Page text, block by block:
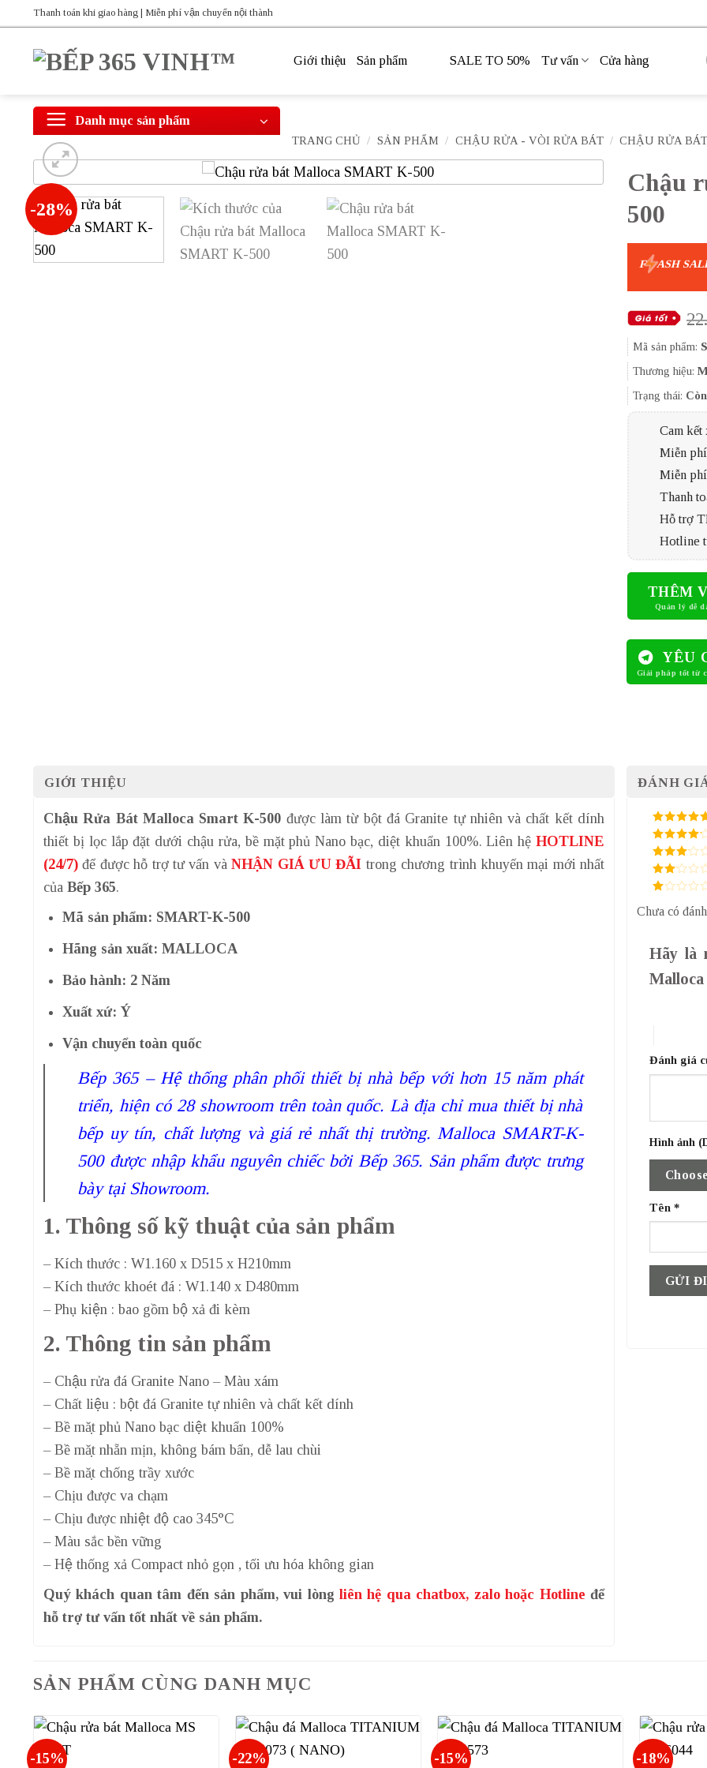
Thanh toán khi giao hàng | Miễn phí vận chuyển nội thành
Giới thiệu Sản phẩm SALE TO 50% Tư vấn Cửa hàng
Danh mục sản phẩm
TRANG CHỦ / SẢN PHẨM / CHẬU RỬA - VÒI RỬA BÁT / CHẬU RỬA
-28%
Chậu
500
F ASH
Mã sản phẩm:
Thương hiệu:
Trạng thái:
Cam kết
Miễn
Miễn phí
Thanh
Hỗ trợ
Hotline
THÊM
YÊU
GIỚI THIỆU
Chậu Rửa Bát Malloca Smart K-500 được làm từ bột đá Granite tự nhiên và chất kết dính
thiết bị lọc lắp đặt dưới chậu rửa, bề mặt phủ Nano bạc, diệt khuẩn 100%. Liên hệHOTLINE
(24/7) để được hỗ trợ tư vấn vàNHẬN GIÁ ƯU ĐÃI trong chương trình khuyến mại mới nhất
của Bếp 365.
Mã sản phẩm: SMART-K-500
Hãng sản xuất: MALLOCA
Bảo hành: 2 Năm
Xuất xứ: Ý
Vận chuyển toàn quốc
Bếp 365 – Hệ thống phân phối thiết bị nhà bếp với hơn 15 năm phát
triển, hiện có 28 showroom trên toàn quốc. Là địa chỉ mua thiết bị nhà
bếp uy tín, chất lượng và giá rẻ nhất thị trường. Malloca SMART-K-
500 được nhập khẩu nguyên chiếc bởi Bếp 365. Sản phẩm được trưng
bày tại Showroom.
1. Thông số kỹ thuật của sản phẩm
– Kích thước : W1.160 x D515 x H210mm
– Kích thước khoét đá : W1.140 x D480mm
– Phụ kiện : bao gồm bộ xả đi kèm
2. Thông tin sản phẩm
– Chậu rửa đá Granite Nano – Màu xám
– Chất liệu : bột đá Granite tự nhiên và chất kết dính
– Bề mặt phủ Nano bạc diệt khuẩn 100%
– Bề mặt nhẵn mịn, không bám bẩn, dễ lau chùi
– Bề mặt chống trầy xước
– Chịu được va chạm
– Chịu được nhiệt độ cao 345°C
– Màu sắc bền vững
– Hệ thống xả Compact nhỏ gọn , tối ưu hóa không gian
Quý khách quan tâm đến sản phẩm, vui lòng liên hệ qua chatbox, zalo hoặc Hotline để
hỗ trợ tư vấn tốt nhất về sản phẩm.
ĐÁNH
5/ 5 điểm
4/ 5
điểm
3/ 5
điểm
2/
điểm
/
Chưa có
Hãy là
Đánh giá
Hình ảnh
Tên*
SẢN PHẨM CÙNG DANH MỤC
-15% -22% -15% -18%